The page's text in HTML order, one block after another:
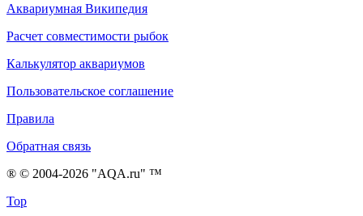
Аквариумная Википедия
Расчет совместимости рыбок
Калькулятор аквариумов
Пользовательское соглашение
Правила
Обратная связь
® © 2004-2026 "AQA.ru" ™
Top